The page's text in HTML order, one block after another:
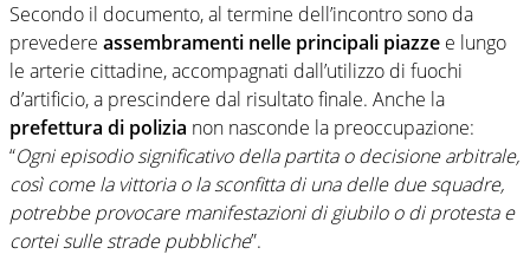
Secondo il documento, al termine dell’incontro sono da
prevedere assembramenti nelle principali piazze e lungo
le arterie cittadine, accompagnati dall’utilizzo di fuochi
d’artificio, a prescindere dal risultato finale. Anche la
prefettura di polizia non nasconde la preoccupazione:
“Ogni episodio significativo della partita o decisione arbitrale,
così come la vittoria o la sconfitta di una delle due squadre,
potrebbe provocare manifestazioni di giubilo o di protesta e
cortei sulle strade pubbliche”.